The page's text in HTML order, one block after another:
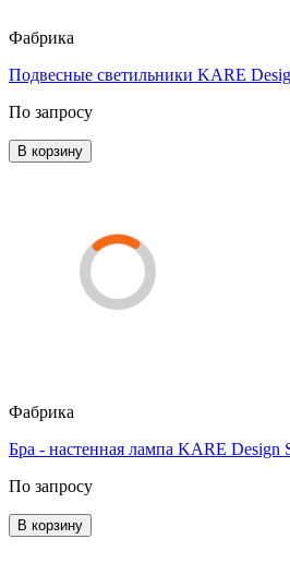
Фабрика
Подвесные светильники KARE
По запросу
В корзину
Фабрика
Бра - настенная лампа KARE Design
По запросу
В корзину